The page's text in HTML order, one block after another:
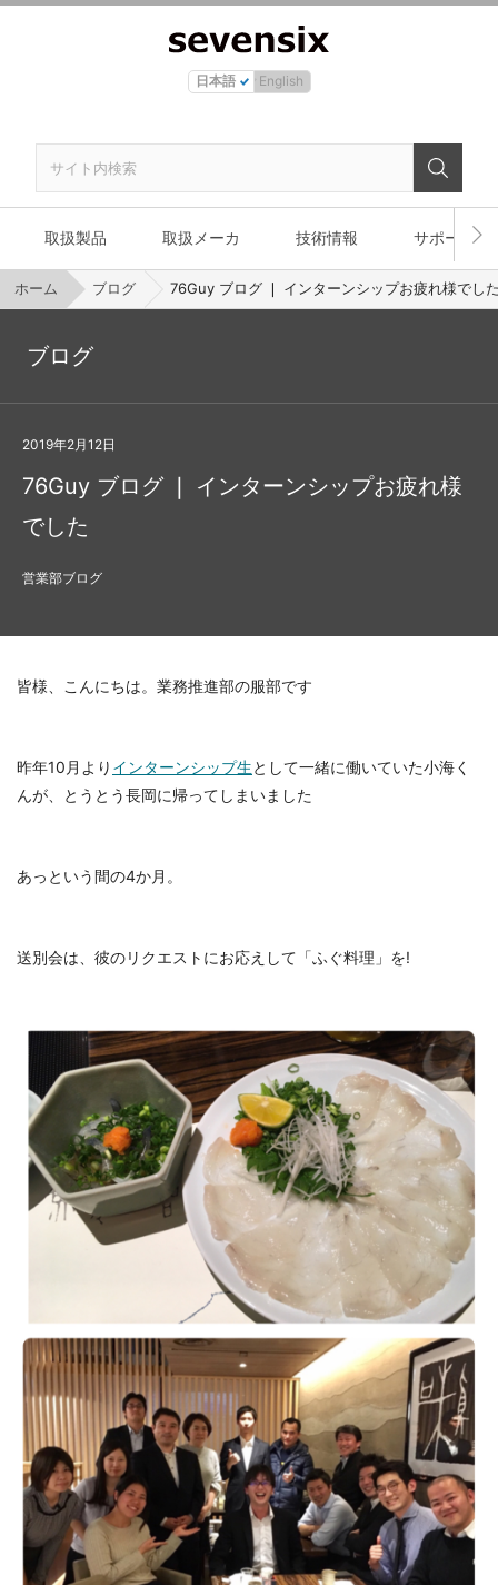
日本語 English
取扱製品 取扱メーカ 技術情報 サポート
ホーム ブログ 76Guy ブログ ❘ インターンシップお疲れ様でし
ブログ
76Guy ブログ ❘ インターンシップお疲れ様
でした
営業部ブログ
2019年2月12日
皆様、こんにちは。業務推進部の服部です
昨年10月より インターンシップ生として一緒に働いていた小海く
んが、とうとう長岡に帰ってしまいました
あっという間の4か月。
送別会は、彼のリクエストにお応えして「ふぐ料理」を!